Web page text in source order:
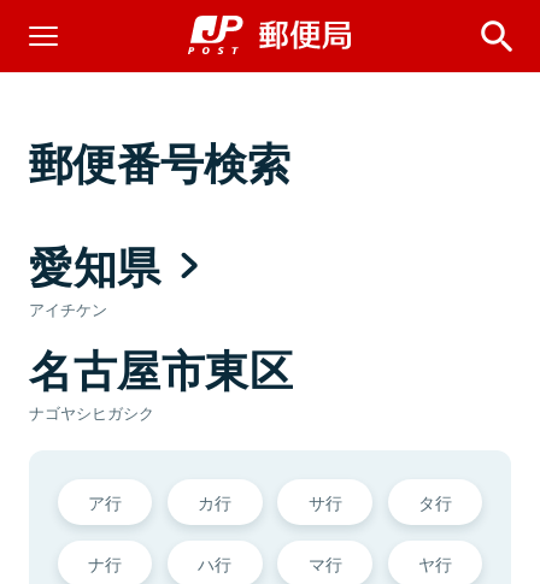
郵便番号検索
愛知県
アイチケン
名古屋市東区
ナゴヤシヒガシク
ア行 カ行 サ行 タ行
ナ行 ハ行 マ行 ヤ行